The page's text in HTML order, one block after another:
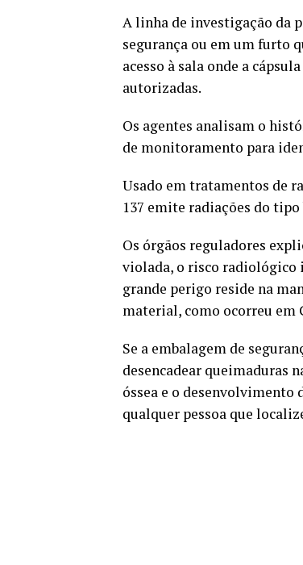
A linha de investigação da
segurança ou em um furto
acesso à sala onde a
autorizadas.
Os agentes analisam o
de monitoramento para
Usado em tratamentos de
137 emite radiações do
Os órgãos reguladores
violada, o risco radiológico
grande perigo reside na
material, como ocorreu em
Se a embalagem de
desencadear queimaduras
óssea e o desenvolvimento
qualquer pessoa que